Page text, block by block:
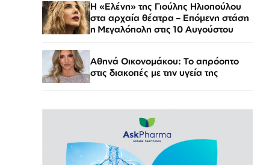
Η «Ελένη» της Γιούλης Ηλιοπούλου
στα αρχαία θέατρα – Επόμενη στάση
η Μεγαλόπολη στις 10 Αυγούστου
Αθηνά Οικονομάκου: Το απρόοπτο
στις διακοπές με την υγεία της